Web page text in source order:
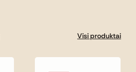
Visi produktai